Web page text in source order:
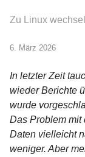
Zu Linux
6. März 2026
In letzter Zeit
wieder Berichte
wurde
Das Problem mit
Daten vielleicht
weniger. Aber